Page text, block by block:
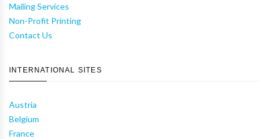
Mailing Services
Non-Profit Printing
Contact Us
INTERNATIONAL SITES
Austria
Belgium
France